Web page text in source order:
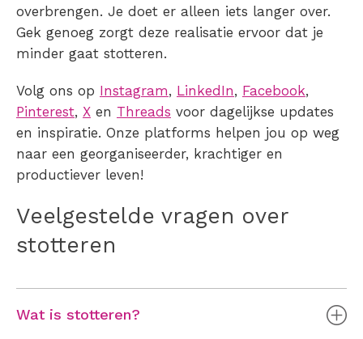
overbrengen. Je doet er alleen iets langer over.
Gek genoeg zorgt deze realisatie ervoor dat je
minder gaat stotteren.
Volg ons op Instagram, LinkedIn, Facebook,
Pinterest, X en Threads voor dagelijkse updates
en inspiratie. Onze platforms helpen jou op weg
naar een georganiseerder, krachtiger en
productiever leven!
Veelgestelde vragen over
stotteren
Wat is stotteren?